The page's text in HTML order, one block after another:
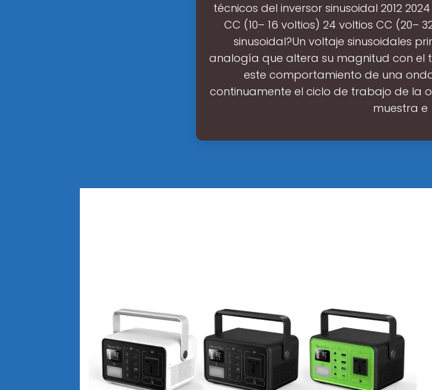
técnicos del inversor sinusoidal 2012
CC (10– 16 voltios) 24 voltios CC (20–
sinusoidal?Un voltaje sinusoidales
analogía que altera su magnitud con el
este comportamiento de una
continuamente el ciclo de trabajo de la
muestra e